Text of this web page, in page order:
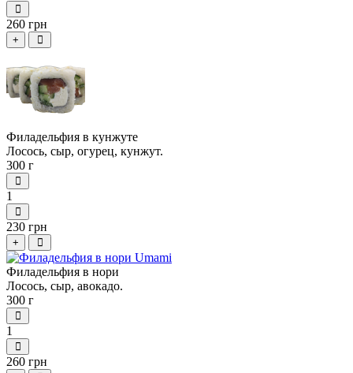
260 грн
+
Филадельфия в кунжуте
Лосось, сыр, огурец, кунжут.
300 г
1
230 грн
+
Филадельфия в нори
Лосось, сыр, авокадо.
300 г
1
260 грн